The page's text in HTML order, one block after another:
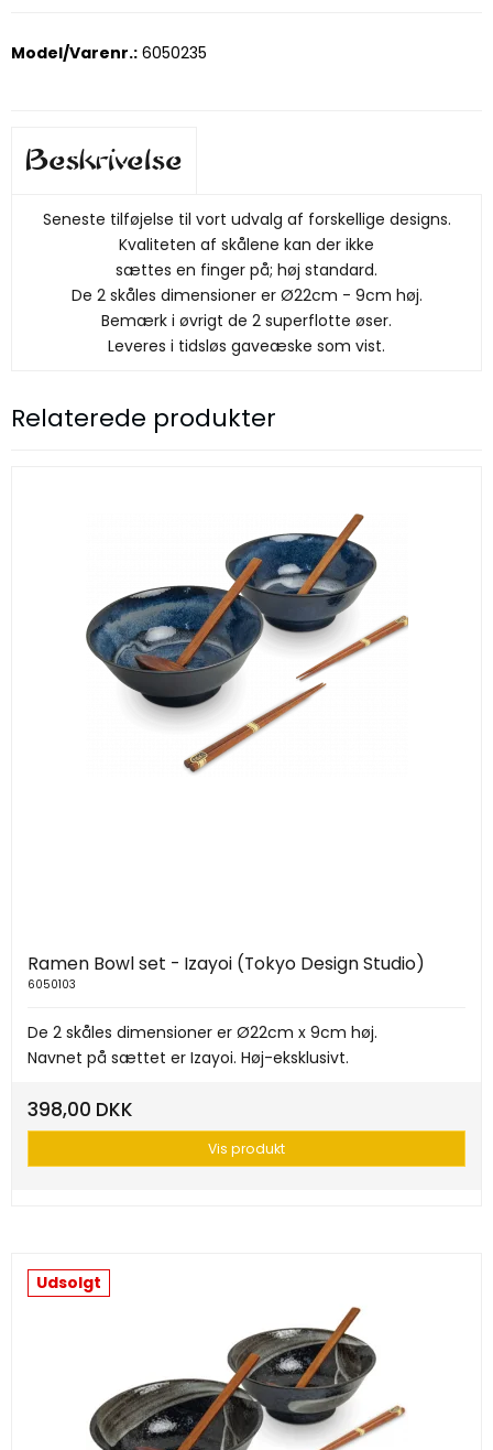
Model/Varenr.: 6050235
Beskrivelse
Seneste tilføjelse til vort udvalg af forskellige designs.
Kvaliteten af skålene kan der ikke
sættes en finger på; høj standard.
De 2 skåles dimensioner er Ø22cm - 9cm høj.
Bemærk i øvrigt de 2 superflotte øser.
Leveres i tidsløs gaveæske som vist.
Relaterede produkter
Ramen Bowl set - Izayoi (Tokyo Design Studio)
6050103
De 2 skåles dimensioner er Ø22cm x 9cm høj.
Navnet på sættet er Izayoi. Høj-eksklusivt.
398,00 DKK
Vis produkt
Udsolgt